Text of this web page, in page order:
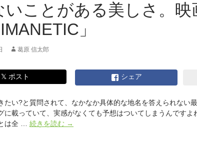
いことがある美しさ。映
」
葛原 信太郎
𝕏 ポスト シェア
たい?と質問されて、なかなか具体的な地名を答えられない
に載っていて、実感がなくても予想はついてしまうんです
は全 … 続きを読む 何
→